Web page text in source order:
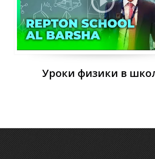
Уроки физики в